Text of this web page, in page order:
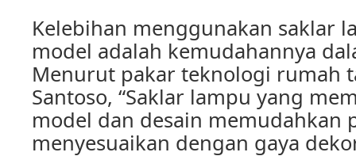
Kelebihan menggunakan saklar
model adalah kemudahannya
Menurut pakar teknologi rumah
Santoso, “Saklar lampu yang
model dan desain memudahkan
menyesuaikan dengan gaya